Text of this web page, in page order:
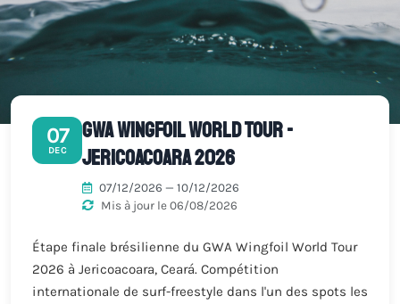
07
DEC
GWA Wingfoil World Tour -
Jericoacoara 2026
07/12/2026 — 10/12/2026
Mis à jour le 06/08/2026
Étape finale brésilienne du GWA Wingfoil World Tour
2026 à Jericoacoara, Ceará. Compétition
internationale de surf-freestyle dans l'un des spots les